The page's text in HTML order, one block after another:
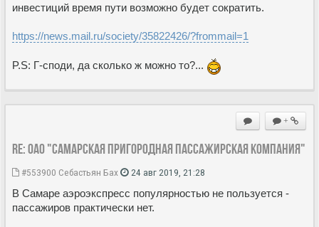
инвестиций время пути возможно будет сократить.
https://news.mail.ru/society/35822426/?frommail=1
P.S: Г-споди, да сколько ж можно то?...
+
Re: ОАО "Самарская пригородная пассажирская компания"
#553900 Себастьян Бах 24 авг 2019, 21:28
В Самаре аэроэкспресс популярностью не пользуется -
пассажиров практически нет.